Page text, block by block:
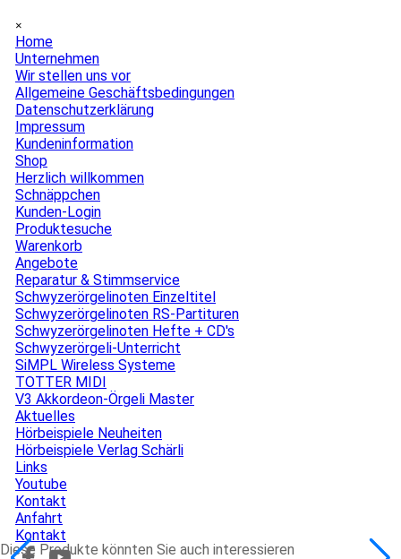
×
Home
Unternehmen
Wir stellen uns vor
Allgemeine Geschäftsbedingungen
Datenschutzerklärung
Impressum
Kundeninformation
Shop
Herzlich willkommen
Schnäppchen
Kunden-Login
Produktesuche
Warenkorb
Angebote
Reparatur & Stimmservice
Schwyzerörgelinoten Einzeltitel
Schwyzerörgelinoten RS-Partituren
Schwyzerörgelinoten Hefte + CD's
Schwyzerörgeli-Unterricht
SiMPL Wireless Systeme
TOTTER MIDI
V3 Akkordeon-Örgeli Master
Aktuelles
Hörbeispiele Neuheiten
Hörbeispiele Verlag Schärli
Links
Youtube
Kontakt
Anfahrt
Kontakt
Diese Produkte könnten Sie auch interessieren